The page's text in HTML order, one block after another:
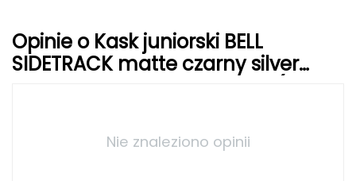
HMS PREMIUM
Haago
Opinie o Kask juniorski BELL
SIDETRACK matte czarny silver
Nie znaleziono opinii